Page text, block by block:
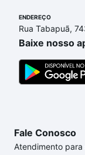
imobiliário as
orçamento.
envolvidos no
portal quanto
conte com a
ENDEREÇO
Rua Tabapuã,
Baixe nosso
Fale Conosco
Atendimento